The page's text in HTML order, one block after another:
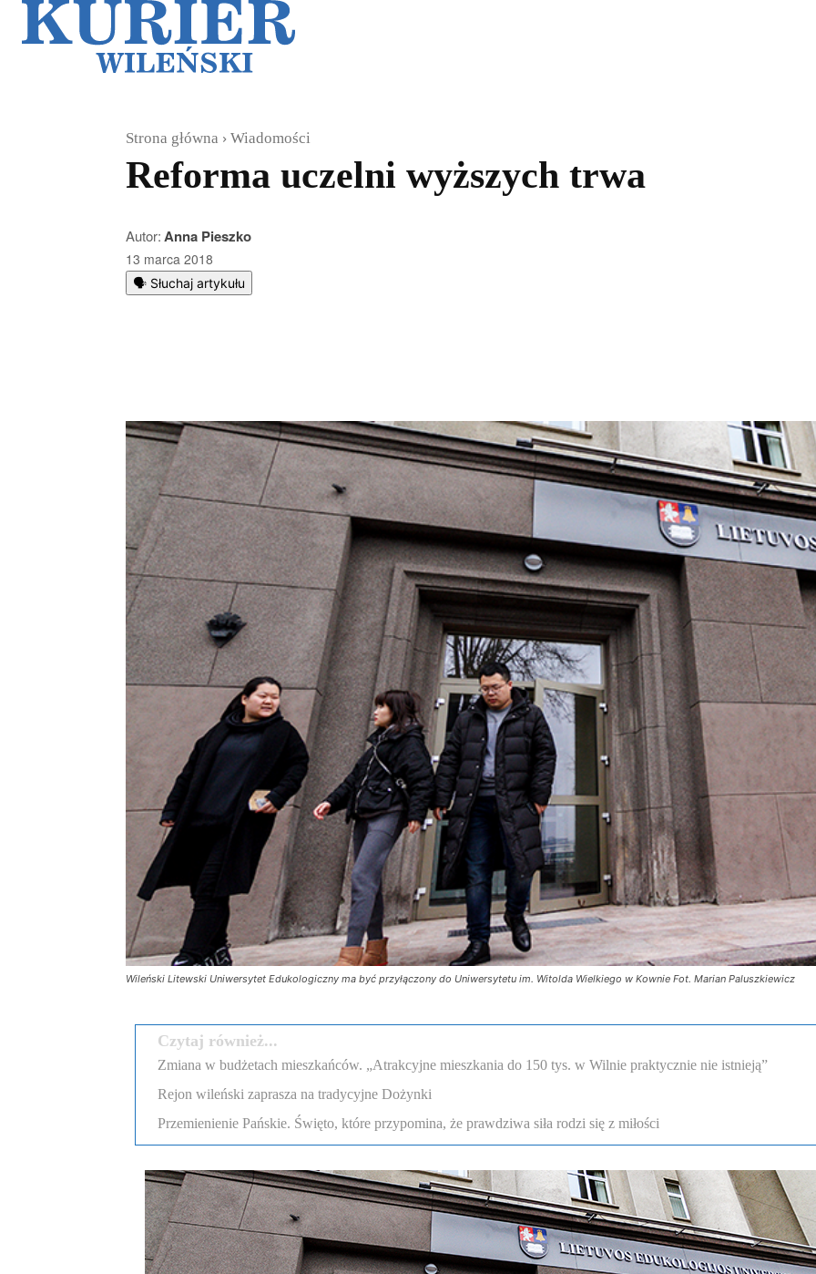
Strona główna Wiadomości
Reforma uczelni wyższych trwa
Autor:Anna Pieszko
13 marca 2018
🗣️ Słuchaj artykułu
Wileński Litewski Uniwersytet Edukologiczny ma być przyłączony do Uniwersytetu im. Witolda Wielkiego w Kownie Fot. Marian Paluszkiewicz
Czytaj również...
Zmiana w budżetach mieszkańców. „Atrakcyjne mieszkania do 150 tys. w Wilnie praktycznie nie istnieją”
Rejon wileński zaprasza na tradycyjne Dożynki
Przemienienie Pańskie. Święto, które przypomina, że prawdziwa siła rodzi się z miłości